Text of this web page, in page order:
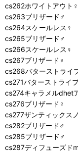
cs262ホワイトアウト♀
cs263ブリザード♂
cs264スケールレス♀
cs265ブリザード♂
cs266スケールレス♀
cs267ブリザード♀
cs268バターストライ
cs271バターストライ
cs274キャラメルdhet
cs276ブリザード♀
cs277ザンティックス
cs282ブリザード♂
cs285ブリザード♂
cs287ディフューズド